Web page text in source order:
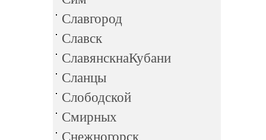
Славгород
Славск
СлавянскнаКубани
Сланцы
Слободской
Смирных
Снежногорск